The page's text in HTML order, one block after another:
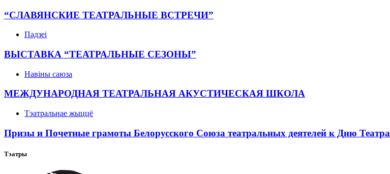
“СЛАВЯНСКИЕ ТЕАТРАЛЬНЫЕ ВСТРЕЧИ”
Падзеі
ВЫСТАВКА “ТЕАТРАЛЬНЫЕ СЕЗОНЫ”
Навіны саюза
МЕЖДУНАРОДНАЯ ТЕАТРАЛЬНАЯ АКУСТИЧЕСКАЯ ШКОЛА
Тэатральнае жыццё
Призы и Почетные грамоты Белорусского Союза театральных деятелей к Дню Театра
Тэатры